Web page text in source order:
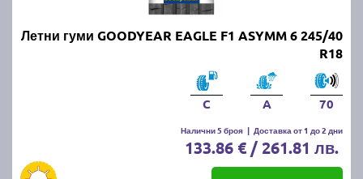
Летни гуми GOODYEAR EAGLE F1 ASYMM 6 245/40
R18
C A 70
Налични 5 броя | Доставка от 1 до 2 дни
133.86 € / 261.81 лв.